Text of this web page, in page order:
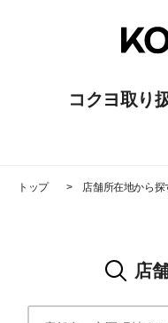
コクヨ取り
トップ 店舗所在地から探
店